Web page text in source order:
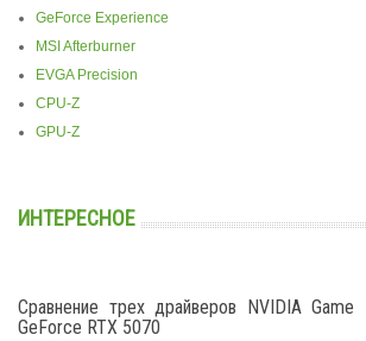
GeForce Experience
MSI Afterburner
EVGA Precision
CPU-Z
GPU-Z
ИНТЕРЕСНОЕ
Сравнение трех драйверов NVIDIA
GeForce RTX 5070